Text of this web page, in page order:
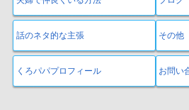
話のネタ的な主張 その他
くろパパプロフィール お問い